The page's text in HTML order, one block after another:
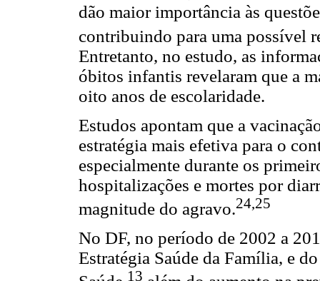
dão maior importância às
contribuindo para uma possível
Entretanto, no estudo, as
óbitos infantis revelaram que a
oito anos de escolaridade.
Estudos apontam que a
estratégia mais efetiva para o
especialmente durante os
hospitalizações e mortes por
magnitude do agravo.24,25
No DF, no período de 2002 a
Estratégia Saúde da Família, e
13